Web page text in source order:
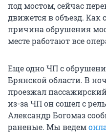
под мостом, сейчас
движется в объезд.
причина обрушения
месте работают все
Еще одно ЧП с
Брянской области. В
проезжал
из-за ЧП он сошел с
Александр Богомаз
раненые. Мы ведем